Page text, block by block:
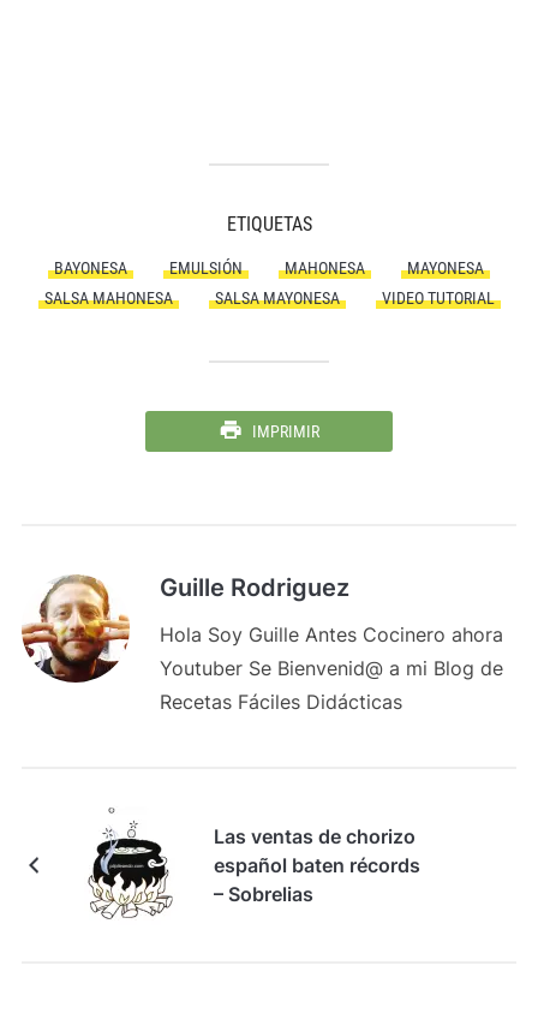
ETIQUETAS
BAYONESA EMULSIÓN MAHONESA
MAYONESA
SALSA MAHONESA
SALSA MAYONESA VIDEO TUTORIAL
IMPRIMIR
Guille Rodriguez
Hola Soy Guille Antes Cocinero ahora
Youtuber Se Bienvenid@ a mi Blog de
Recetas Fáciles Didácticas
Las ventas de chorizo
español baten récords
– Sobrelias